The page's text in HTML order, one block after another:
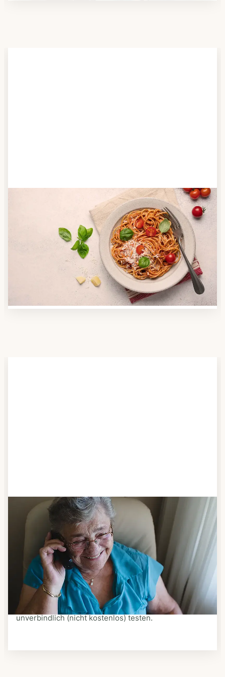
Anbieter finden
Nutzen Sie unsere große Mahlzeiten-Dienst-Suche,
um herauszufinden, welche Anbieter es in Ihrer
Region gibt und welcher am besten zu Ihnen passt.
Verschaffen Sie sich auch einen Überblick über die
Essen auf Rädern-Kosten.
Schritt 3
Bestellen & liefern lassen
Suchen Sie sich aus dem Speiseplan Ihres Anbieters
aus, was Ihnen schmeckt. Bestellen Sie telefonisch,
schriftlich oder im Online-Shop Ihres Anbieters.
Ein Kurier liefert Ihnen das bestellte Essen zum
vereinbarten Zeitpunkt nach Hause. Bei vielen
Anbietern können Sie Essen auf Rädern auch
unverbindlich (nicht kostenlos) testen.